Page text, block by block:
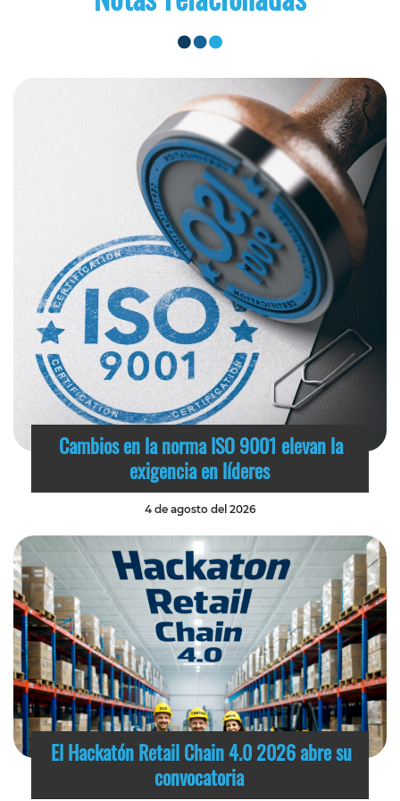
Cambios en la norma ISO 9001 elevan la
exigencia en líderes
4 de agosto del 2026
El Hackatón Retail Chain 4.0 2026 abre su
convocatoria